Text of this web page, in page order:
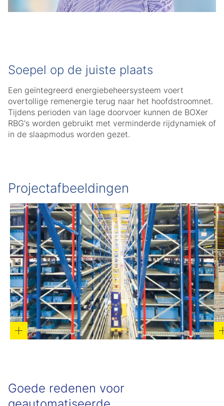
Soepel op de juiste plaats
Een geïntegreerd energiebeheersysteem voert
overtollige remenergie terug naar het hoofdstroomnet.
Tijdens perioden van lage doorvoer kunnen de BOXer
RBG's worden gebruikt met verminderde rijdynamiek of
in de slaapmodus worden gezet.
Projectafbeeldingen
Goede redenen voor